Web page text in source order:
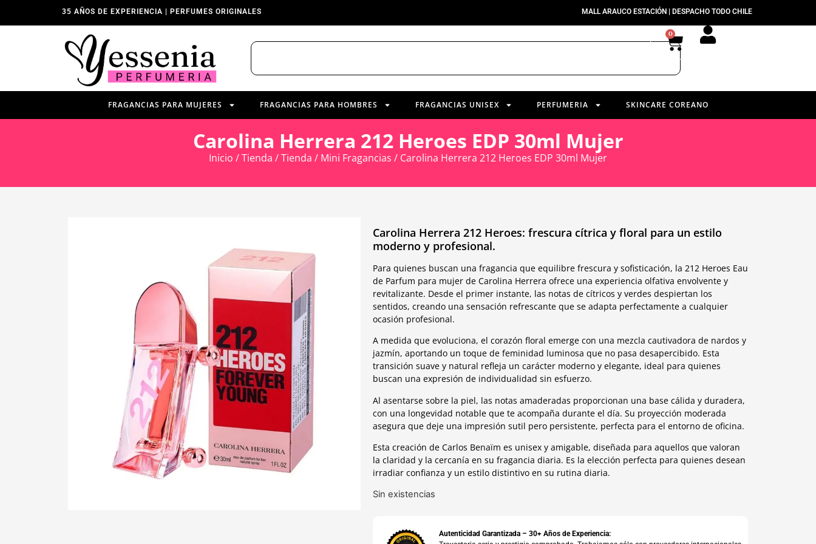
35 AÑOS DE EXPERIENCIA | PERFUMES ORIGINALES MALL ARAUCO ESTACIÓN | DESPACHO TODO CHILE
0
FRAGANCIAS PARA MUJERES FRAGANCIAS PARA HOMBRES FRAGANCIAS UNISEX PERFUMERIA SKINCARE COREANO
Carolina Herrera 212 Heroes EDP 30ml Mujer
Inicio /Tienda /Tienda / Mini Fragancias / Carolina Herrera 212 Heroes EDP 30ml Mujer
Carolina Herrera 212 Heroes: frescura cítrica y floral para un estilo
moderno y profesional.
Para quienes buscan una fragancia que equilibre frescura y sofisticación, la 212 Heroes Eau
de Parfum para mujer de Carolina Herrera ofrece una experiencia olfativa envolvente y
revitalizante. Desde el primer instante, las notas de cítricos y verdes despiertan los
sentidos, creando una sensación refrescante que se adapta perfectamente a cualquier
ocasión profesional.
A medida que evoluciona, el corazón floral emerge con una mezcla cautivadora de nardos y
jazmín, aportando un toque de feminidad luminosa que no pasa desapercibido. Esta
transición suave y natural refleja un carácter moderno y elegante, ideal para quienes
buscan una expresión de individualidad sin esfuerzo.
Al asentarse sobre la piel, las notas amaderadas proporcionan una base cálida y duradera,
con una longevidad notable que te acompaña durante el día. Su proyección moderada
asegura que deje una impresión sutil pero persistente, perfecta para el entorno de oficina.
Esta creación de Carlos Benaïm es unisex y amigable, diseñada para aquellos que valoran
la claridad y la cercanía en su fragancia diaria. Es la elección perfecta para quienes desean
irradiar confianza y un estilo distintivo en su rutina diaria.
Sin existencias
Autenticidad Garantizada – 30+ Años de Experiencia: